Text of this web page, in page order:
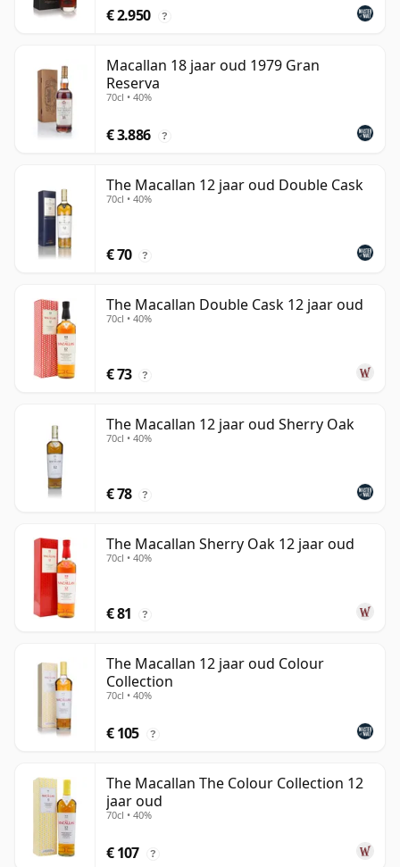
€ 2.950 ?
Macallan 18 jaar oud 1979 Gran
Reserva
70cl • 40%
€ 3.886 ?
The Macallan 12 jaar oud Double Cask
70cl • 40%
€ 70 ?
The Macallan Double Cask 12 jaar oud
70cl • 40%
€ 73 ?
The Macallan 12 jaar oud Sherry Oak
70cl • 40%
€ 78 ?
The Macallan Sherry Oak 12 jaar oud
70cl • 40%
€ 81 ?
The Macallan 12 jaar oud Colour
Collection
70cl • 40%
€ 105 ?
The Macallan The Colour Collection 12
jaar oud
70cl • 40%
€ 107 ?